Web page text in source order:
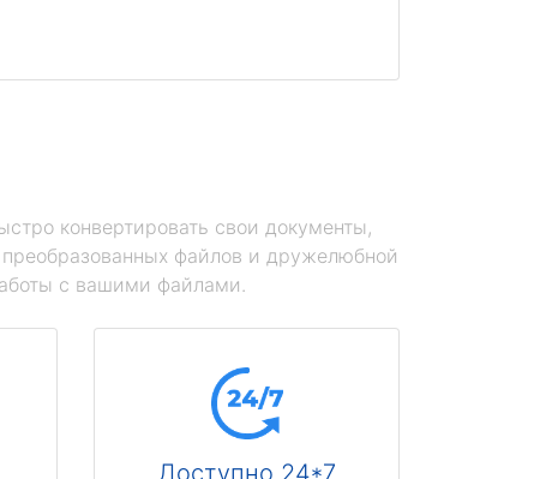
конвертировать свои документы,
файлов и дружелюбной
с вашими файлами.
Доступно 24*7